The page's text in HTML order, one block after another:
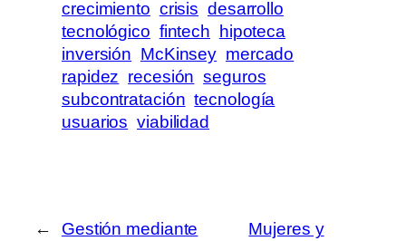
crecimiento crisis desarrollo
tecnológico fintech
hipoteca
inversión McKinsey mercado
rapidez recesión seguros
subcontratación tecnología
usuarios viabilidad
←
Gestión mediante
Mujeres y